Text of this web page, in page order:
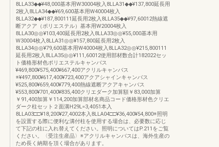
8LLA33◆◆¥48,000基本用W30004枚入8LLA31◆◆¥137,800延長用
2枚入8LLA34◆◆¥69,600基本用W40004枚入
8LLA32◆◆¥187,800111延長用2枚入8LLA35◆◆¥97,60012熱線遮
断アクア（ポリエステル）基本用W20004枚入
8LLA30◎◎¥103,400延長用2枚入8LLA33◎◎¥55,000基本用
W30004枚入8LLA31◎◎¥157,800延長用2枚入
8LLA34◎◎¥79,600基本用W40004枚入8LLA32◎◎¥215,800111
延長用2枚入8LLA35◎◎¥111,60012使用部材数合計182022セッ
ト価格形材色ポリエステルキャンバス
¥469,800¥575,400¥667,400アクリルキャンバス
※¥497,800¥617,400¥723,400アクアシャインキャンバス
¥525,800¥659,400¥779,400熱線遮断アクアキャンバス
¥553,800¥701,400¥835,400クリエダーク加算額￥83,000加算
￥91,400加算￥114,200加算部材名商品コード価格形材色クリエ
ダーク柱セット２面溝H29L=3,4051本入
8LLA03□□¥18,200¥27,4002本入8LLA04□□¥36,400¥54,800※照明
を設置する際に便利な溝付柱を使用する場合は、必要数に応じ
て下記の柱に入れ替えてください。照明についてはP.211をご覧
ください。〈受注生産品〉※アクリルキャンバスは、海外生産の
ため長く納期を頂く場合があります。